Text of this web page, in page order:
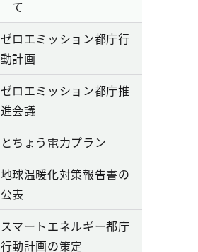
て
ゼロエミッション都庁行
動計画
ゼロエミッション都庁推
進会議
とちょう電力プラン
地球温暖化対策報告書の
公表
スマートエネルギー都庁
行動計画の策定